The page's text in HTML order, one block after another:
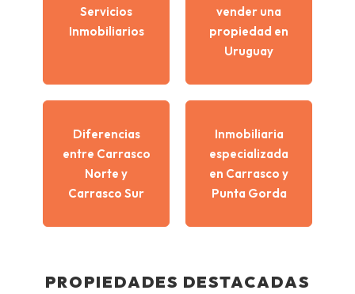
Servicios
Inmobiliarios
vender una
propiedad en
Uruguay
Diferencias
entre Carrasco
Norte y
Carrasco Sur
Inmobiliaria
especializada
en Carrasco y
Punta Gorda
PROPIEDADES DESTACADAS